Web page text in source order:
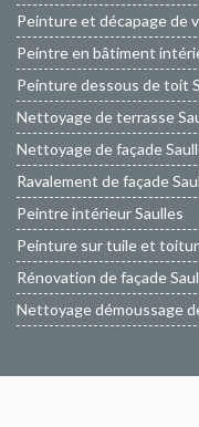
Peinture et décapage de
Peintre en bâtiment
Peinture dessous de toit
Nettoyage de terrasse
Nettoyage de façade
Ravalement de façade
Peintre intérieur Saulles
Peinture sur tuile et
Rénovation de façade
Nettoyage démoussage